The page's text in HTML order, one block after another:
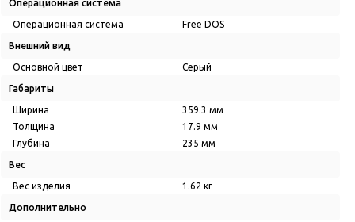
Операционная система
Операционная система Free DOS
Внешний вид
Основной цвет Серый
Габариты
Ширина
359.3 мм
Толщина
17.9 мм
Глубина
235 мм
Вес
Вес изделия 1.62 кг
Дополнительно